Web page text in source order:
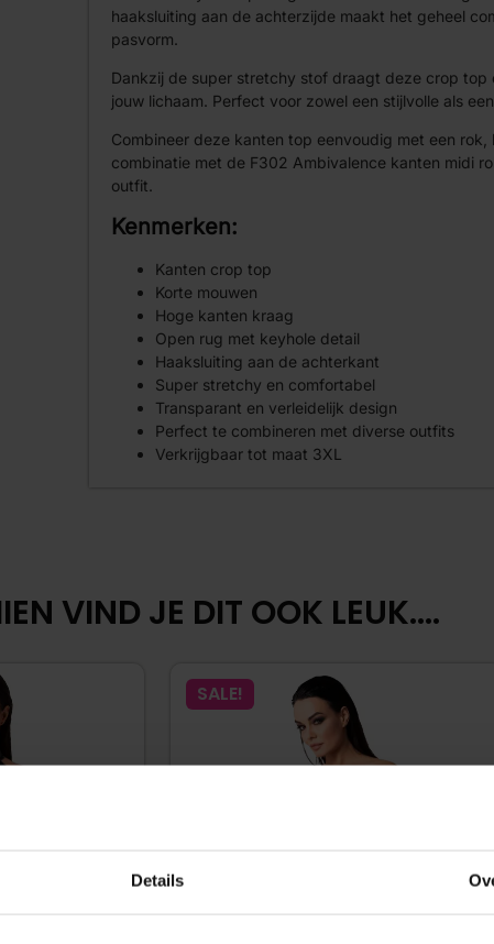
Details
haaksluiting aan de achterzijde maakt het geheel
pasvorm.
Dankzij de super stretchy stof draagt deze crop top
jouw lichaam. Perfect voor zowel een stijlvolle als
Combineer deze kanten top eenvoudig met een
combinatie met de F302 Ambivalence kanten midi
outfit.
Kenmerken:
Kanten crop top
Korte mouwen
Hoge kanten kraag
Open rug met keyhole detail
Haaksluiting aan de achterkant
Super stretchy en comfortabel
Transparant en verleidelijk design
Perfect te combineren met diverse outfits
Verkrijgbaar tot maat 3XL
VIND JE DIT OOK LEUK....
SALE!